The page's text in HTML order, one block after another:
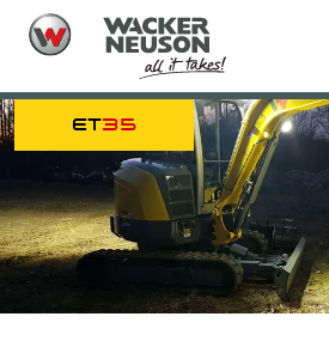
ET35